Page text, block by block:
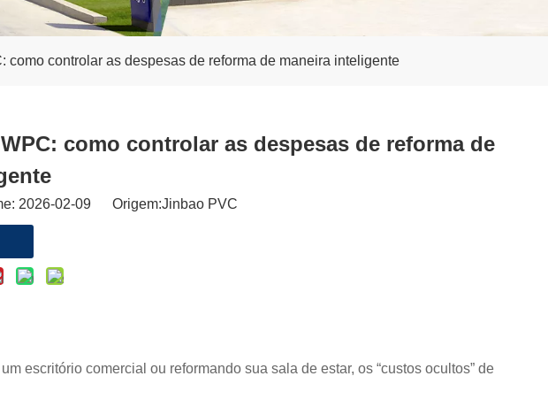
controlar as despesas de reforma de maneira inteligente
como controlar as despesas de reforma de
2026-02-09 Origem:Jinbao PVC
escritório comercial ou reformando sua sala de estar, os “custos ocultos” de